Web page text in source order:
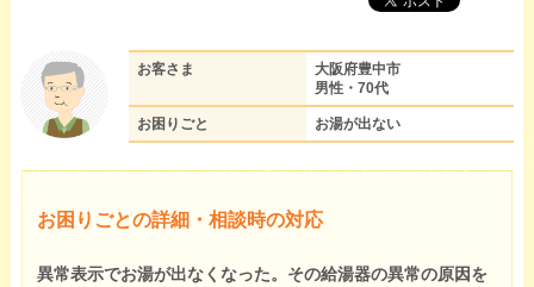
お客さま
大阪府豊中市
男性・70代
お困りごと お湯が出ない
お困りごとの詳細・相談時の対応
異常表示でお湯が出なくなった。その給湯器の異常の原因を